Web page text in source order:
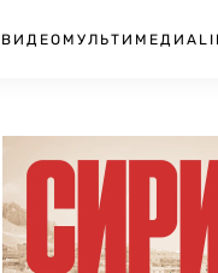
ВИДЕО МУЛЬТИМЕДИА